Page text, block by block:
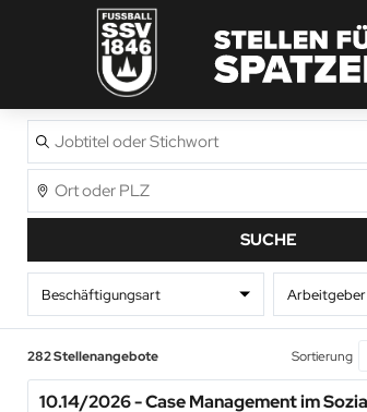
Jobtitel
oder
Stichwort
Ort
SUCHE
Beschäftigungsart Arbeitgeber
282 Stellenangebote Sortierung